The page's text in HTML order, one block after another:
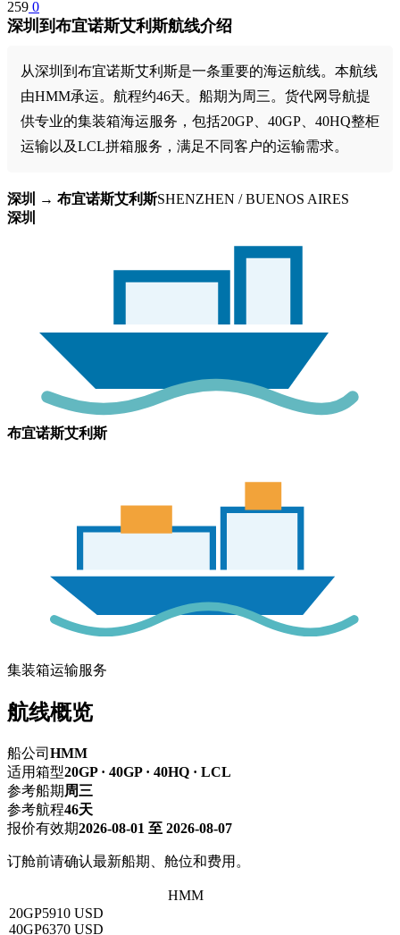
259 0
深圳到布宜诺斯艾利斯航线介绍
从深圳到布宜诺斯艾利斯是一条重要的海运航线。本航线
由HMM承运。航程约46天。船期为周三。货代网导航提
供专业的集装箱海运服务，包括20GP、40GP、40HQ整柜
运输以及LCL拼箱服务，满足不同客户的运输需求。
深圳 → 布宜诺斯艾利斯SHENZHEN / BUENOS AIRES
深圳
布宜诺斯艾利斯
集装箱运输服务
航线概览
船公司 HMM
适用箱型20GP · 40GP · 40HQ · LCL
参考船期 周三
参考航程46天
报价有效期2026-08-01 至 2026-08-07
订舱前请确认最新船期、舱位和费用。
HMM
20GP5910 USD
40GP6370 USD